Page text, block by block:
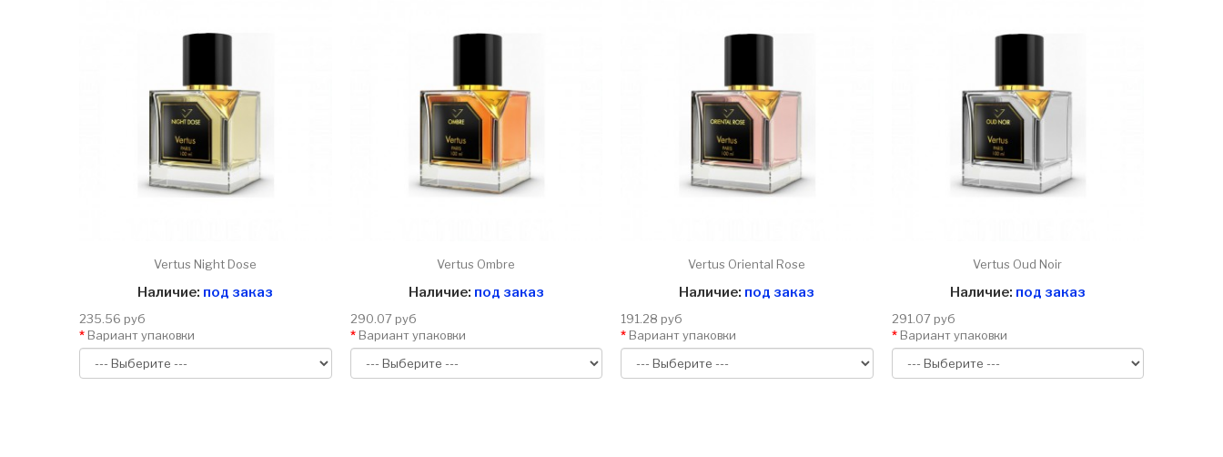
Vertus Night Dose
Наличие: под заказ
235.56 руб
Вариант упаковки
Vertus Ombre
Наличие: под заказ
290.07 руб
Вариант упаковки
Vertus Oriental Rose
Наличие: под заказ
191.28 руб
Вариант упаковки
Vertus Oud Noir
Наличие: под заказ
291.07 руб
Вариант упаковки